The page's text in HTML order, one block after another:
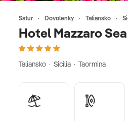
Satur Dovolenky Taliansko
Hotel Mazzaro
Taliansko · Sicília · Taormina